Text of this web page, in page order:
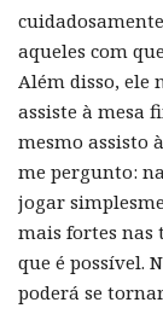
aqueles com
Além disso, ele
assiste à mesa
mesmo assisto
me pergunto:
jogar
mais fortes nas
que é possível.
poderá se